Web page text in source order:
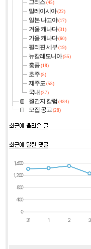
그리스 (45)
말레이시아(22)
일본 나고야(17)
겨울 캐나다(31)
가을 캐나다(60)
필리핀 세부 (19)
뉴칼레도니아(55)
홍콩 (18)
호주 (8)
제주도 (58)
국내 (37)
월간지 칼럼 (484)
모집 공고 (28)